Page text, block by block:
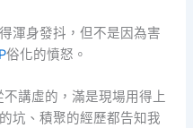
渾身發抖，但不是因為害
俗化的憤怒。
講虛的，滿是現場用得上
坑、積聚的經歷都告知我